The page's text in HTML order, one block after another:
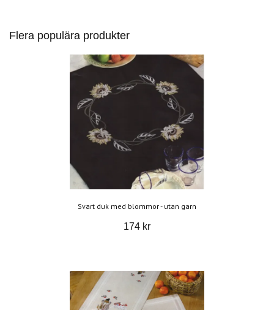
Flera populära produkter
Svart duk med blommor - utan garn
174 kr